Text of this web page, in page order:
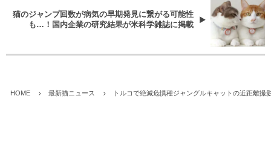
猫のジャンプ回数が病気の早期発見に繋がる可能性
も…！国内企業の研究結果が米科学雑誌に掲載
HOME 最新猫ニュース トルコで絶滅危惧種ジャングルキャットの近距離